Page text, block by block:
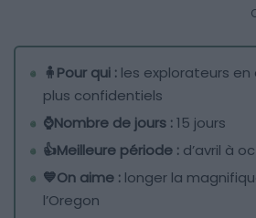
🧍Pour qui : les explorateurs
plus confidentiels
⌚Nombre de jours :15 jours
👍Meilleure période : d’avril à
💙On aime : longer la
l’Oregon